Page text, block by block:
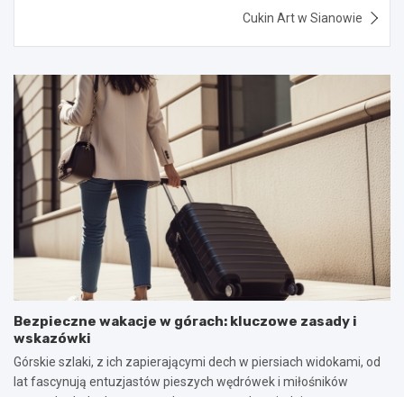
Cukin Art w Sianowie
Bezpieczne wakacje w górach: kluczowe zasady i
wskazówki
Górskie szlaki, z ich zapierającymi dech w piersiach widokami, od
lat fascynują entuzjastów pieszych wędrówek i miłośników